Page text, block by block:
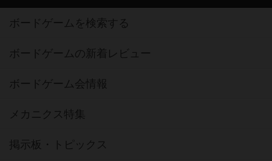
ボードゲームを検索する
ボードゲームの新着レビュー
ボードゲーム会情報
メカニクス特集
掲示板・トピックス